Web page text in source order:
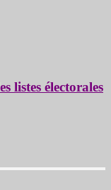
listes électorales